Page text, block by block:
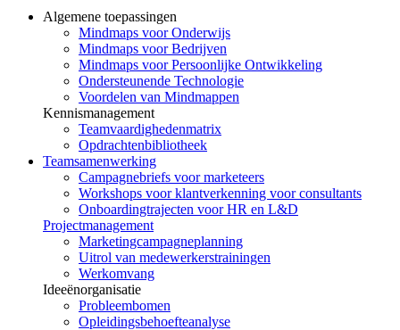
Algemene toepassingen
Mindmaps voor Onderwijs
Mindmaps voor Bedrijven
Mindmaps voor Persoonlijke Ontwikkeling
Ondersteunende Technologie
Voordelen van Mindmappen
Kennismanagement
Teamvaardighedenmatrix
Opdrachtenbibliotheek
Teamsamenwerking
Campagnebriefs voor marketeers
Workshops voor klantverkenning voor consultants
Onboardingtrajecten voor HR en L&D
Projectmanagement
Marketingcampagneplanning
Uitrol van medewerkerstrainingen
Werkomvang
Ideeënorganisatie
Probleembomen
Opleidingsbehoefteanalyse